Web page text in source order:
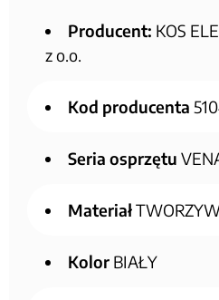
Producent: KOS
z o.o.
Kod producenta
Seria osprzętu
Materiał
Kolor BIAŁY